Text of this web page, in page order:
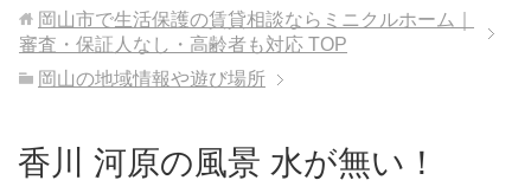
岡山市で生活保護の賃貸相談ならミニクルホーム｜
審査・保証人なし・高齢者も対応 TOP
岡山の地域情報や遊び場所
香川 河原の風景 水が無い！